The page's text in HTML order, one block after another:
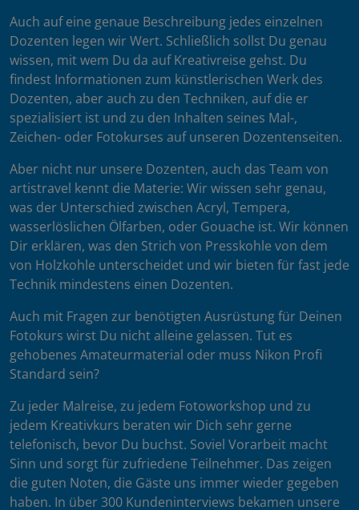
Auch auf eine genaue Beschreibung jedes einzelnen
Dozenten legen wir Wert. Schließlich sollst Du genau
wissen, mit wem Du da auf Kreativreise gehst. Du
findest Informationen zum künstlerischen Werk des
Dozenten, aber auch zu den Techniken, auf die er
spezialisiert ist und zu den Inhalten seines Mal-,
Zeichen- oder Fotokurses auf unseren Dozentenseiten.
Aber nicht nur unsere Dozenten, auch das Team von
artistravel kennt die Materie: Wir wissen sehr genau,
was der Unterschied zwischen Acryl, Tempera,
wasserlöslichen Ölfarben, oder Gouache ist. Wir können
Dir erklären, was den Strich von Presskohle von dem
von Holzkohle unterscheidet und wir bieten für fast jede
Technik mindestens einen Dozenten.
Auch mit Fragen zur benötigten Ausrüstung für Deinen
Fotokurs wirst Du nicht alleine gelassen. Tut es
gehobenes Amateurmaterial oder muss Nikon Profi
Standard sein?
Zu jeder Malreise, zu jedem Fotoworkshop und zu
jedem Kreativkurs beraten wir Dich sehr gerne
telefonisch, bevor Du buchst. Soviel Vorarbeit macht
Sinn und sorgt für zufriedene Teilnehmer. Das zeigen
die guten Noten, die Gäste uns immer wieder gegeben
haben. In über 300 Kundeninterviews bekamen unsere